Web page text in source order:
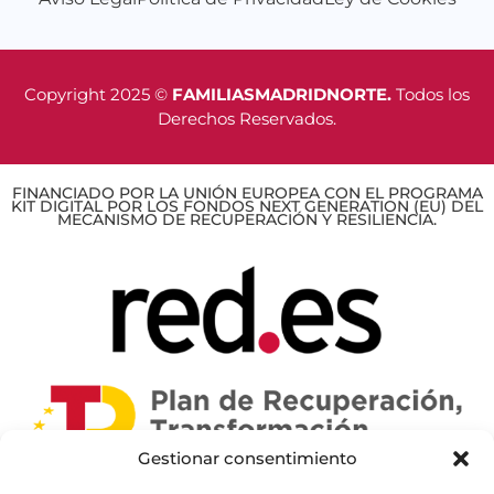
Gestionar consentimiento
Copyright 2025 © FAMILIASMADRIDNORTE. Todos los
Derechos Reservados.
FINANCIADO POR LA UNIÓN EUROPEA CON EL PROGRAMA
KIT DIGITAL POR LOS FONDOS NEXT GENERATION (EU) DEL
MECANISMO DE RECUPERACIÓN Y RESILIENCIA.